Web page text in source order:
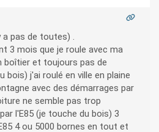
pas de toutes) .
3 mois que je roule avec ma
boîtier et toujours pas de
bois) j'ai roulé en ville en plaine
avec des démarrages par
ne semble pas trop
l'E85 (je touche du bois) 3
4 ou 5000 bornes en tout et